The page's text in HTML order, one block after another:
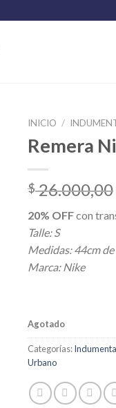
INICIO /
Remera
$26.000,00
20% OFFcon
Talle: S
Medidas: 44cm
Marca: Nike
Agotado
Categorías:
Urbano